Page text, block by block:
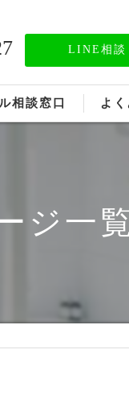
LINE相談
相談窓口 よ
ジ一